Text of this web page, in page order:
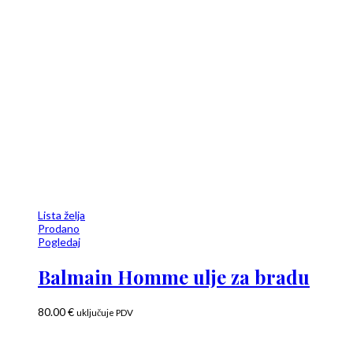
Lista želja
Prodano
Pogledaj
Balmain Homme ulje za bradu
80.00€ uključuje PDV